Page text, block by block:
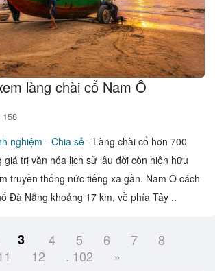
làng chài cổ Nam Ô
158
nghiệm - Chia sẻ - Làng chài cổ hơn 700
giá trị văn hóa lịch sử lâu đời còn hiện hữu
truyền thống nức tiếng xa gần. Nam Ô cách
Đà Nẵng khoảng 17 km, về phía Tây ..
3 4 5 6 7
8
12 . 102 »